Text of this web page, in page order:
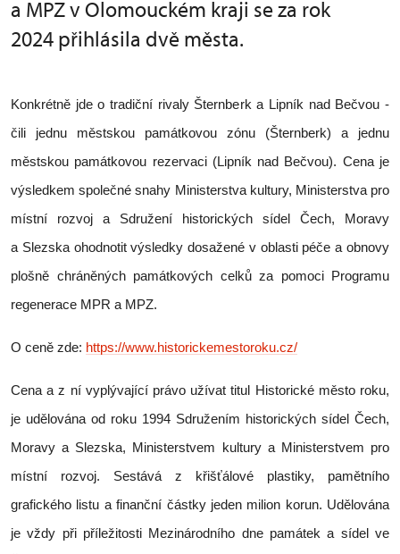
a MPZ v Olomouckém kraji se za rok
2024 přihlásila dvě města.
Konkrétně jde o tradiční rivaly Šternberk a Lipník nad Bečvou -
čili jednu městskou památkovou zónu (Šternberk) a jednu
městskou památkovou rezervaci (Lipník nad Bečvou). Cena je
výsledkem společné snahy Ministerstva kultury, Ministerstva pro
místní rozvoj a Sdružení historických sídel Čech, Moravy
a Slezska ohodnotit výsledky dosažené v oblasti péče a obnovy
plošně chráněných památkových celků za pomoci Programu
regenerace MPR a MPZ.
O ceně zde: https://www.historickemestoroku.cz/
Cena a z ní vyplývající právo užívat titul Historické město roku,
je udělována od roku 1994 Sdružením historických sídel Čech,
Moravy a Slezska, Ministerstvem kultury a Ministerstvem pro
místní rozvoj. Sestává z křišťálové plastiky, pamětního
grafického listu a finanční částky jeden milion korun. Udělována
je vždy při příležitosti Mezinárodního dne památek a sídel ve